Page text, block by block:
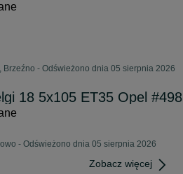
Brzeźno - Odświeżono dnia 05 sierpnia 2026
18 5x105 ET35 Opel #498
- Odświeżono dnia 05 sierpnia 2026
Zobacz więcej